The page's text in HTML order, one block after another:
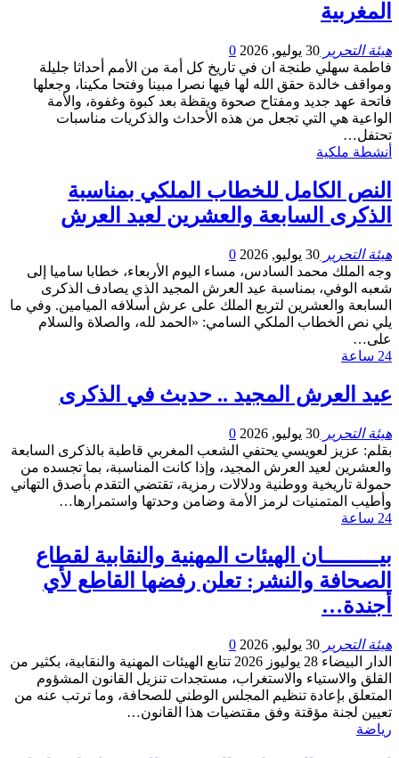
المغربية
هيئة التحرير 30 يوليو, 2026
0
فاطمة سهلي طنجة ان في تاريخ كل أمة من الأمم أحداثا جليلة
ومواقف خالدة حقق الله لها فيها نصرا مبينا وفتحا مكينا، وجعلها
فاتحة عهد جديد ومفتاح صحوة ويقظة بعد كبوة وغفوة، والأمة
الواعية هي التي تجعل من هذه الأحداث والذكريات مناسبات
تحتفل…
أنشطة ملكية
النص الكامل للخطاب الملكي بمناسبة
الذكرى السابعة والعشرين لعيد العرش
هيئة التحرير 30 يوليو, 2026
0
وجه الملك محمد السادس، مساء اليوم الأربعاء، خطابا ساميا إلى
شعبه الوفي، بمناسبة عيد العرش المجيد الذي يصادف الذكرى
السابعة والعشرين لتربع الملك على عرش أسلافه الميامين. وفي ما
يلي نص الخطاب الملكي السامي: «الحمد لله، والصلاة والسلام
على…
24 ساعة
عيد العرش المجيد .. حديث في الذكرى
هيئة التحرير 30 يوليو, 2026
0
بقلم: عزيز لعويسي يحتفي الشعب المغربي قاطبة بالذكرى السابعة
والعشرين لعيد العرش المجيد، وإذا كانت المناسبة، بما تجسده من
حمولة تاريخية ووطنية ودلالات رمزية، تقتضي التقدم بأصدق التهاني
وأطيب المتمنيات لرمز الأمة وضامن وحدتها واستمرارها…
24 ساعة
بيـــــــــان الهيئات المهنية والنقابية لقطاع
الصحافة والنشر: تعلن رفضها القاطع لأي
أجندة…
هيئة التحرير 30 يوليو, 2026
0
الدار البيضاء 28 يوليوز 2026 تتابع الهيئات المهنية والنقابية، بكثير من
القلق والاستياء والاستغراب، مستجدات تنزيل القانون المشؤوم
المتعلق بإعادة تنظيم المجلس الوطني للصحافة، وما ترتب عنه من
تعيين لجنة مؤقتة وفق مقتضيات هذا القانون…
رياضة